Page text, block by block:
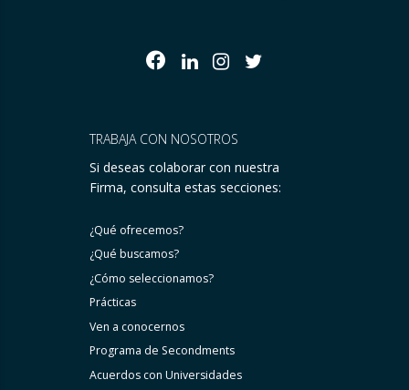
TRABAJA CON NOSOTROS
Si deseas colaborar con nuestra
Firma, consulta estas secciones:
¿Qué ofrecemos?
¿Qué buscamos?
¿Cómo seleccionamos?
Prácticas
Ven a conocernos
Programa de Secondments
Acuerdos con Universidades